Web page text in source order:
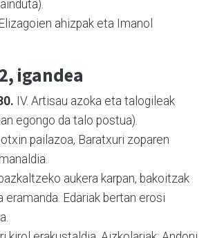
Elizagoien ahizpak eta Imanol
igandea
IV. Artisau azoka eta talogileak
egongo da talo postua).
pailazoa, Baratxuri zoparen
bazkaltzeko aukera karpan, bakoitzak
eramanda. Edariak bertan erosi